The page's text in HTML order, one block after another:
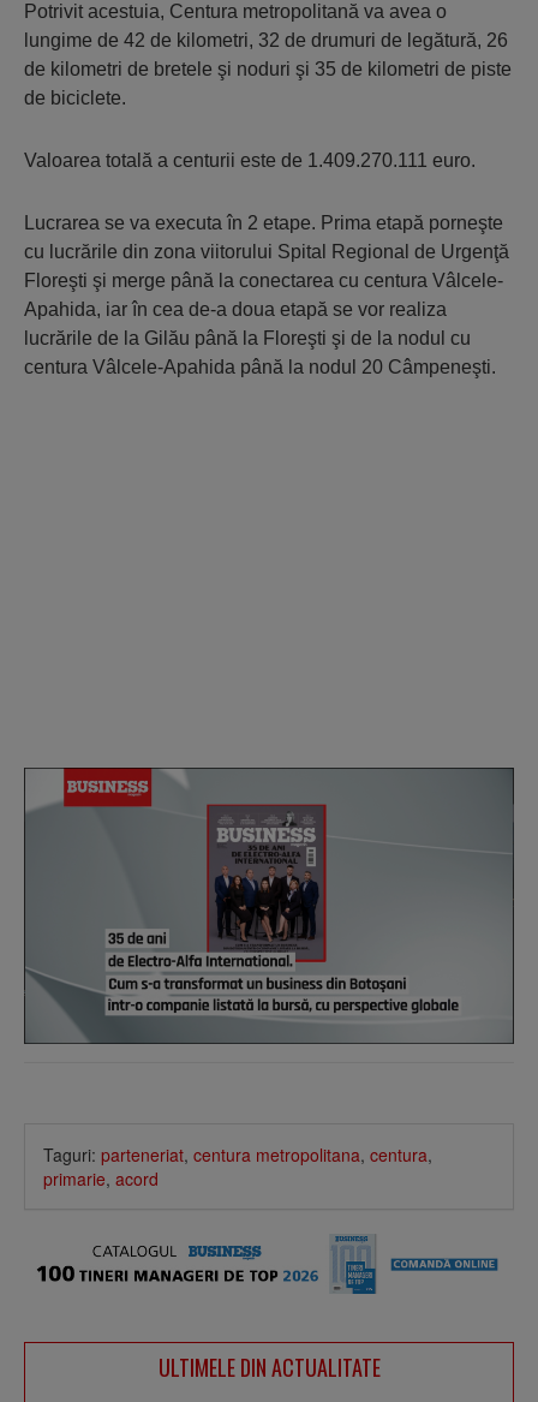
Potrivit acestuia, Centura metropolitană va avea o
lungime de 42 de kilometri, 32 de drumuri de legătură, 26
de kilometri de bretele şi noduri şi 35 de kilometri de piste
de biciclete.
Valoarea totală a centurii este de 1.409.270.111 euro.
Lucrarea se va executa în 2 etape. Prima etapă porneşte
cu lucrările din zona viitorului Spital Regional de Urgenţă
Floreşti şi merge până la conectarea cu centura Vâlcele-
Apahida, iar în cea de-a doua etapă se vor realiza
lucrările de la Gilău până la Floreşti şi de la nodul cu
centura Vâlcele-Apahida până la nodul 20 Câmpeneşti.
Taguri: parteneriat, centura metropolitana, centura,
primarie, acord
ULTIMELE DIN ACTUALITATE